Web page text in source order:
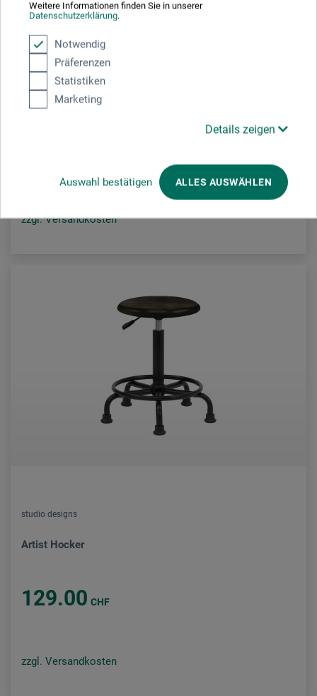
Weitere Informationen finden Sie in unserer
Datenschutzerklärung.
Notwendig
Präferenzen
Statistiken
Marketing
Details zeigen
Auswahl bestätigen ALLES AUSWÄHLEN
studio designs
Fusion Craft Zeichentisch
zzgl. Versandkosten
studio designs
Artist Hocker
129.00 CHF
zzgl. Versandkosten